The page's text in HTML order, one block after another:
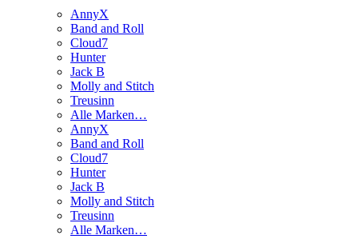
AnnyX
Band and Roll
Cloud7
Hunter
Jack B
Molly and Stitch
Treusinn
Alle Marken…
AnnyX
Band and Roll
Cloud7
Hunter
Jack B
Molly and Stitch
Treusinn
Alle Marken…